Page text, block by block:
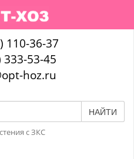
110-36-37
333-53-45
hoz.ru
НАЙТИ
с ЗКС